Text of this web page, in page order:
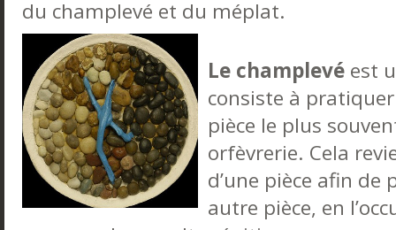
du champlevé et du méplat.
Le champlevé est
consiste à
pièce le plus
orfèvrerie. Cela
d’une pièce afin
autre pièce, en